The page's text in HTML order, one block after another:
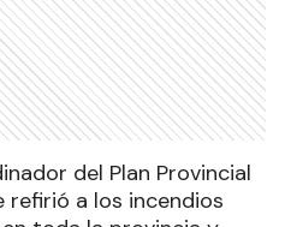
del Plan Provincial
refirió a los incendios